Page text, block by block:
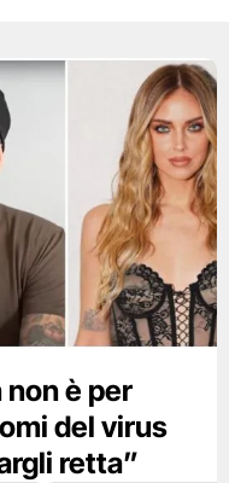
non è per
del virus
retta”